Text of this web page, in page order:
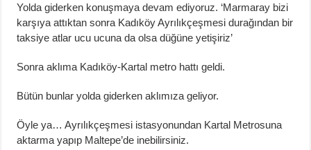
Yolda giderken konuşmaya devam ediyoruz. ‘Marmaray bizi
karşıya attıktan sonra Kadıköy Ayrılıkçeşmesi durağından bir
taksiye atlar ucu ucuna da olsa düğüne yetişiriz’
Sonra aklıma Kadıköy-Kartal metro hattı geldi.
Bütün bunlar yolda giderken aklımıza geliyor.
Öyle ya… Ayrılıkçeşmesi istasyonundan Kartal Metrosuna
aktarma yapıp Maltepe’de inebilirsiniz.